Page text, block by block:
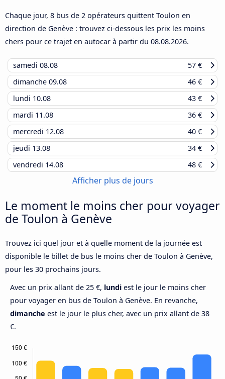
Chaque jour, 8 bus de 2 opérateurs quittent Toulon en
direction de Genève : trouvez ci-dessous les prix les moins
chers pour ce trajet en autocar à partir du 08.08.2026.
samedi 08.08
57 €
dimanche 09.08
46 €
lundi 10.08
43 €
mardi 11.08
36 €
mercredi 12.08
40 €
jeudi 13.08
34 €
vendredi 14.08 48 €
Afficher plus de jours
Le moment le moins cher pour voyager
de Toulon à Genève
Trouvez ici quel jour et à quelle moment de la journée est
disponible le billet de bus le moins cher de Toulon à Genève,
pour les 30 prochains jours.
Avec un prix allant de 25 €, lundi est le jour le moins cher
pour voyager en bus de Toulon à Genève. En revanche,
dimanche est le jour le plus cher, avec un prix allant de 38
€.